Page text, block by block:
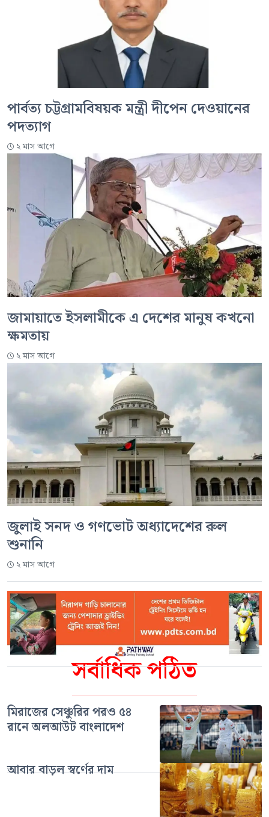
সর্বাধিক পঠিত
মিরাজের সেঞ্চুরির পরও ৫৪
রানে অলআউট বাংলাদেশ
আবার বাড়ল স্বর্ণের দাম
পার্বত্য চট্টগ্রামবিষয়ক মন্ত্রী দীপেন দেওয়ানের
পদত্যাগ
২ মাস আগে
জামায়াতে ইসলামীকে এ দেশের মানুষ কখনো
ক্ষমতায়
২ মাস আগে
জুলাই সনদ ও গণভোট অধ্যাদেশের রুল
শুনানি
২ মাস আগে